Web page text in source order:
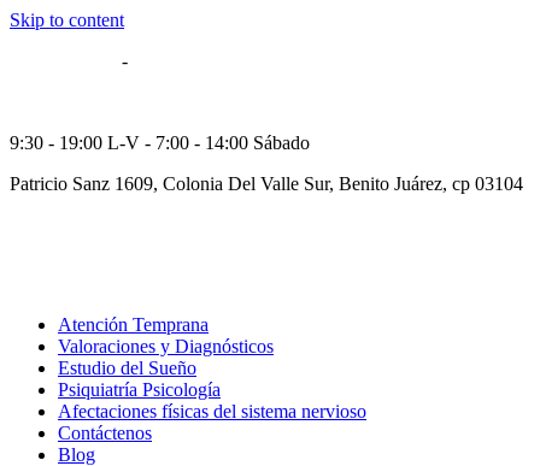
Skip to content
-
9:30 - 19:00 L-V - 7:00 - 14:00 Sábado
Patricio Sanz 1609, Colonia Del Valle Sur, Benito Juárez, cp 03104
Atención Temprana
Valoraciones y Diagnósticos
Estudio del Sueño
Psiquiatría Psicología
Afectaciones físicas del sistema nervioso
Contáctenos
Blog